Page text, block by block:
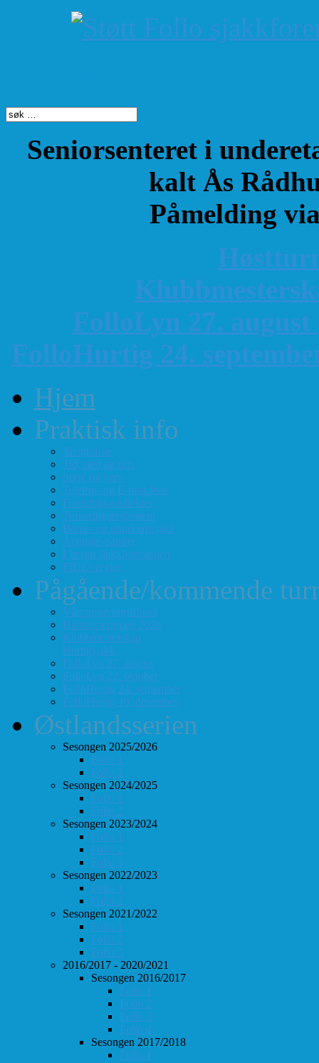
Seniorsenteret i
kalt Ås
Påmelding
K
FolloLyn 27. august
FolloHurtig 24.
Hjem
Praktisk info
Terminliste
Tid, sted og pris
Styre og verv
Telefon- og E-post-liste
Forenings-vedtekter
Turneringsreglement
Barne- og ungdomssjakk
Årsmøte-papirer
Litt om sjakkforeningen
FIDEs regler
Pågående/kommende
Vårt turneringstilbud
Høstturneringen 2026
Klubbmesterskap
Hurtigsjakk
FolloLyn 27. august
FolloLyn 22. oktober
FolloHurtig 24. september
FolloHurtig 10. desember
Østlandsserien
Sesongen 2025/2026
Follo 1
Follo 2
Sesongen 2024/2025
Follo 1
Follo 2
Sesongen 2023/2024
Follo 1
Follo 2
Follo 3
Sesongen 2022/2023
Follo 1
Follo 2
Sesongen 2021/2022
Follo 1
Follo 2
Follo 3
2016/2017 - 2020/2021
Sesongen 2016/2017
Follo 1
Follo 2
Follo 3
Follo 4
Sesongen 2017/2018
Follo 1